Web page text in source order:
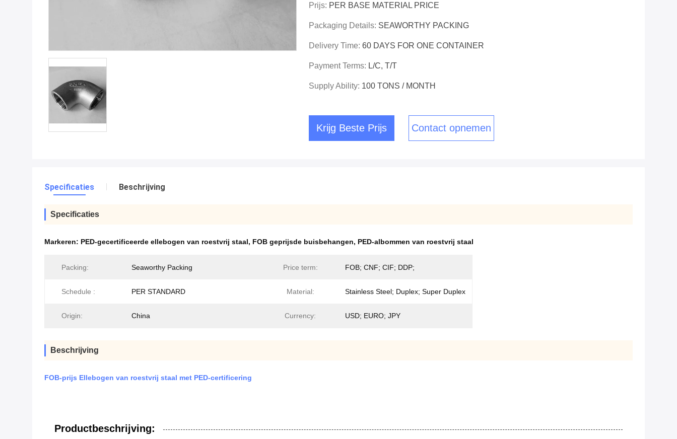
Prijs: PER BASE MATERIAL PRICE
Packaging Details: SEAWORTHY PACKING
Delivery Time: 60 DAYS FOR ONE CONTAINER
Payment Terms: L/C, T/T
Supply Ability: 100 TONS / MONTH
Krijg Beste Prijs Contact opnemen
Specificaties Beschrijving
Specificaties
Markeren: PED-gecertificeerde ellebogen van roestvrij staal, FOB geprijsde buisbehangen, PED-albommen van roestvrij staal
Packing: Seaworthy Packing Price term: FOB; CNF; CIF; DDP;
Schedule : PER STANDARD Material: Stainless Steel; Duplex; Super Duplex
Origin: China Currency: USD; EURO; JPY
Beschrijving
FOB-prijs Ellebogen van roestvrij staal met PED-certificering
Productbeschrijving: